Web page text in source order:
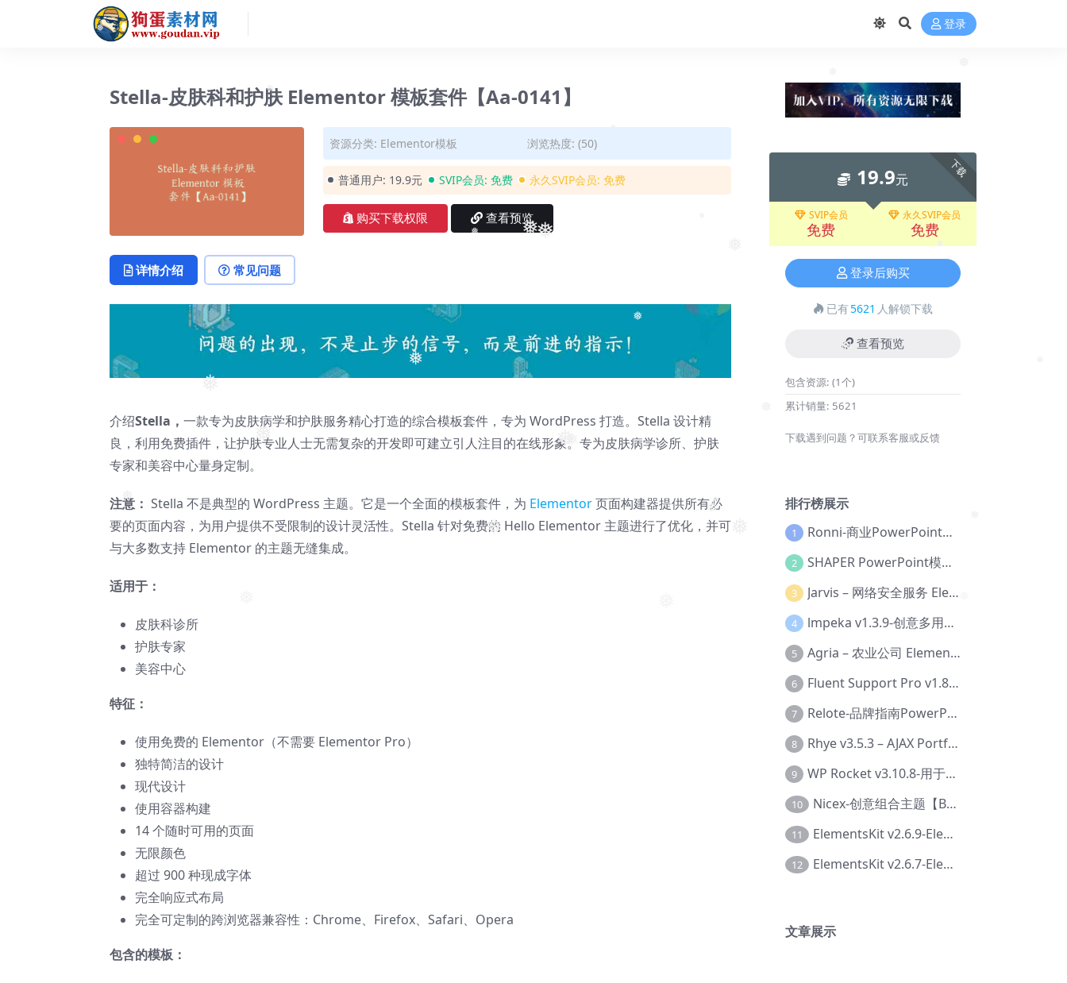
❅
❅
❅
❅
❅❅
❅
❅
❅
❅
登录
Stella-皮肤科和护肤 Elementor 模板套件【Aa-0141】
资源分类: Elementor模板 浏览热度: (50)
普通用户: 19.9元 SVIP会员: 免费 永久SVIP会员: 免费
购买下载权限 查看预览
详情介绍 常见问题
介绍Stella， 一款专为皮肤病学和护肤服务精心打造的综合模板套件，专为 WordPress 打造。Stella 设计精
良，利用免费插件，让护肤专业人士无需复杂的开发即可建立引人注目的在线形象。专为皮肤病学诊所、护肤
专家和美容中心量身定制。
注意： Stella 不是典型的 WordPress 主题。它是一个全面的模板套件，为 Elementor页面构建器提供所有必
要的页面内容，为用户提供不受限制的设计灵活性。Stella 针对免费的 Hello Elementor 主题进行了优化，并可
与大多数支持 Elementor 的主题无缝集成。
适用于：
皮肤科诊所
护肤专家
美容中心
特征：
使用免费的 Elementor（不需要 Elementor Pro）
独特简洁的设计
现代设计
使用容器构建
14 个随时可用的页面
无限颜色
超过 900 种现成字体
完全响应式布局
完全可定制的跨浏览器兼容性：Chrome、Firefox、Safari、Opera
包含的模板：
下载
19.9元
SVIP会员
免费
永久SVIP会员
免费
登录后购买
已有5621 人解锁下载
查看预览
包含资源: (1个)
累计销量: 5621
下载遇到问题？可联系客服或反馈
排行榜展示
1 Ronni-商业PowerPoint模板【Dc-0077】
2 SHAPER PowerPoint模板【Dc-0184】
3 Jarvis – 网络安全服务 Elementor 模板套件【Aa-0035】
4 lmpeka v1.3.9-创意多用途 WordPress 主题【Be-0064】
5 Agria – 农业公司 Elementor Pro 模板套件【Aa-0003】
6 Fluent Support Pro v1.8.1 – WordPress 支持票务系统【Cc-0041】
7 Relote-品牌指南PowerPoint模板【Dc-0076】
8 Rhye v3.5.3 – AJAX Portfolio WordPress 主题【Bi-0049】
9 WP Rocket v3.10.8-用于wordpress速度优化的缓存加速插件【Cd-0019】
10 Nicex-创意组合主题【Be-0092】
11 ElementsKit v2.6.9-Elementor插件【Ab-0161】
12 ElementsKit v2.6.7-Elementor插件【Ab-0162】
文章展示